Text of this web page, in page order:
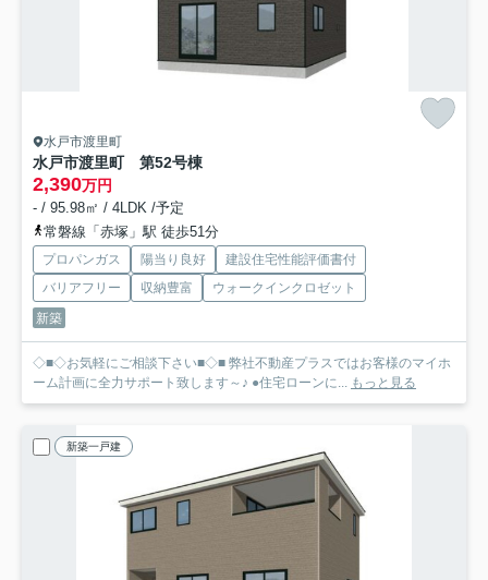
水戸市渡里町
水戸市渡里町 第52号棟
2,390万円
- / 95.98㎡ / 4LDK /予定
常磐線「赤塚」駅 徒歩51分
プロパンガス 陽当り良好
建設住宅性能評価書付
バリアフリー
収納豊富
ウォークインクロゼット
新築
◇■◇お気軽にご相談下さい■◇■ 弊社不動産プラスではお客様のマイホ
ーム計画に全力サポート致します～♪ ●住宅ローンに...
もっと見る
新築一戸建